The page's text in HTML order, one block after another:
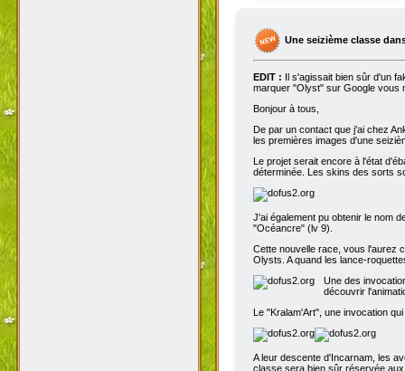
Une seizième classe
EDIT : Il s'agissait bien sûr d'un
marquer "Olyst" sur Google vous
Bonjour à tous,
De par un contact que j'ai chez
les premières images d'une
Le projet serait encore à l'état
déterminée. Les skins des sorts
J'ai également pu obtenir le nom
"Océancre" (lv 9).
Cette nouvelle race, vous l'aurez
Olysts. A quand les lance-
Une des
découvrir
Le "Kralam'Art", une invocation
A leur descente d'Incarnam, les
classe sera bien sûr réservée